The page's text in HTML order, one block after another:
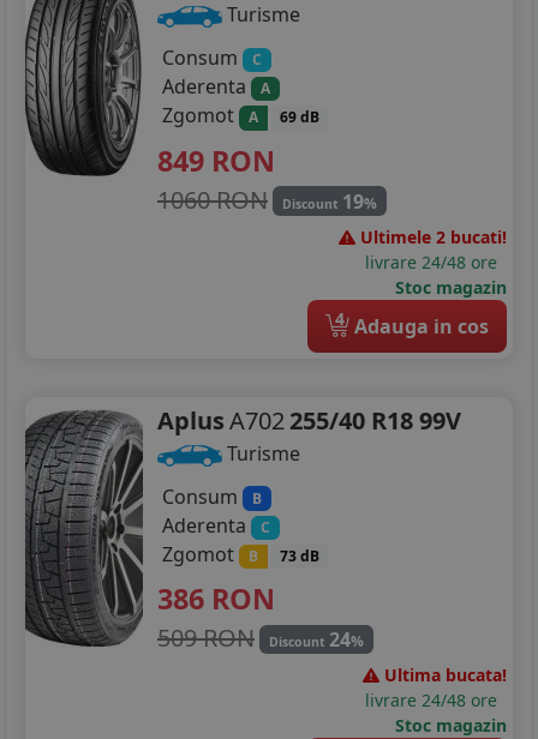
Turisme
Consum
C
Aderenta A
Zgomot A 69 dB
849 RON
1060 RON Discount 19%
Ultimele 2 bucati!
livrare 24/48 ore
Stoc magazin
4 Adauga in cos
AplusA702255/40 R18 99V
Turisme
Consum
B
Aderenta C
Zgomot B 73 dB
386 RON
509 RON Discount 24%
Ultima bucata!
livrare 24/48 ore
Stoc magazin